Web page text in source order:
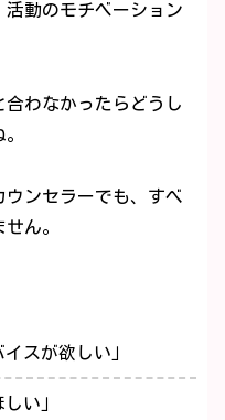
動のモチベーション
合わなかったらどうし
ンセラーでも、すべ
ん。
スが欲しい」
い」